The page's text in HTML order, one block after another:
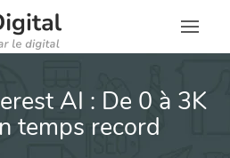
AI : De 0 à 3K
temps record